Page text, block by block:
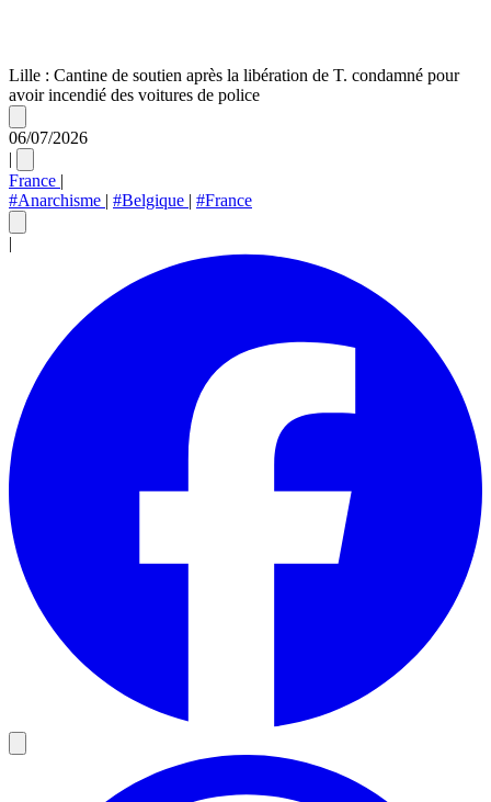
Lille : Cantine de soutien après la libération de T. condamné pour
avoir incendié des voitures de police
06/07/2026
|
France |
#Anarchisme | #Belgique | #France
|